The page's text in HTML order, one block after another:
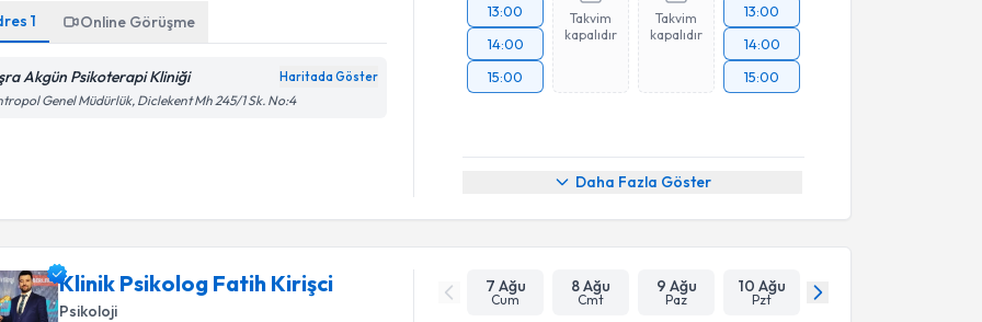
1 Online Görüşme
Akgün Psikoterapi Kliniği Haritada Göster
Genel Müdürlük, Diclekent Mh 245/1 Sk. No:4
13:00
14:00
15:00
Takvim
kapalıdır
Takvim
kapalıdır
13:00
14:00
15:00
Daha Fazla Göster
Klinik Psikolog Fatih Kirişci
Psikoloji
7 Ağu
Cum
8 Ağu
Cmt
9 Ağu
Paz
10 Ağu
Pzt